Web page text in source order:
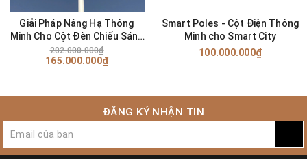
Giải Pháp Nâng Hạ Thông
Minh Cho Cột Đèn Chiếu Sáng
Năng Lượng Mặt Trời ZALAA
202.000.000₫
165.000.000₫
Smart Poles - Cột Điện Thông
Minh cho Smart City
100.000.000₫
ĐĂNG KÝ NHẬN TIN